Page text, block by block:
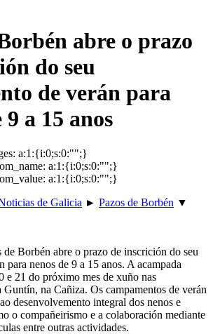
abre o prazo
do seu
de verán para
a 15 anos
a:1:{i:0;s:0:"";}
a:1:{i:0;s:0:"";}
a:1:{i:0;s:0:"";}
de Galicia ► Pazos de Borbén ▼
Borbén abre o prazo de inscrición do seu
para nenos de 9 a 15 anos. A acampada
e 21 do próximo mes de xuño nas
na Cañiza. Os campamentos de verán
desenvolvemento integral dos nenos e
o compañeirismo e a colaboración mediante
entre outras actividades.